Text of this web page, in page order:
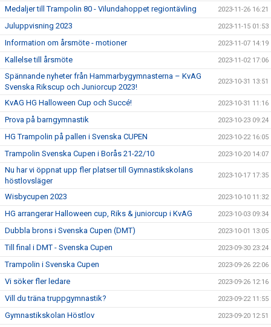
Medaljer till Trampolin 80 - Vilundahoppet regiontävling 2023-11-26 16:21
Juluppvisning 2023 2023-11-15 01:53
Information om årsmöte - motioner 2023-11-07 14:19
Kallelse till årsmöte 2023-11-02 17:06
Spännande nyheter från Hammarbygymnasterna – KvAG
Svenska Rikscup och Juniorcup 2023!
2023-10-31 13:51
KvAG HG Halloween Cup och Succé! 2023-10-31 11:16
Prova på barngymnastik 2023-10-23 09:24
HG Trampolin på pallen i Svenska CUPEN 2023-10-22 16:05
Trampolin Svenska Cupen i Borås 21-22/10 2023-10-20 14:07
Nu har vi öppnat upp fler platser till Gymnastikskolans
höstlovsläger
2023-10-17 17:35
Wisbycupen 2023 2023-10-10 11:32
HG arrangerar Halloween cup, Riks & juniorcup i KvAG 2023-10-03 09:34
Dubbla brons i Svenska Cupen (DMT) 2023-10-01 13:05
Till final i DMT - Svenska Cupen 2023-09-30 23:24
Trampolin i Svenska Cupen 2023-09-26 22:06
Vi söker fler ledare 2023-09-26 12:16
Vill du träna truppgymnastik? 2023-09-22 11:55
Gymnastikskolan Höstlov 2023-09-20 12:51